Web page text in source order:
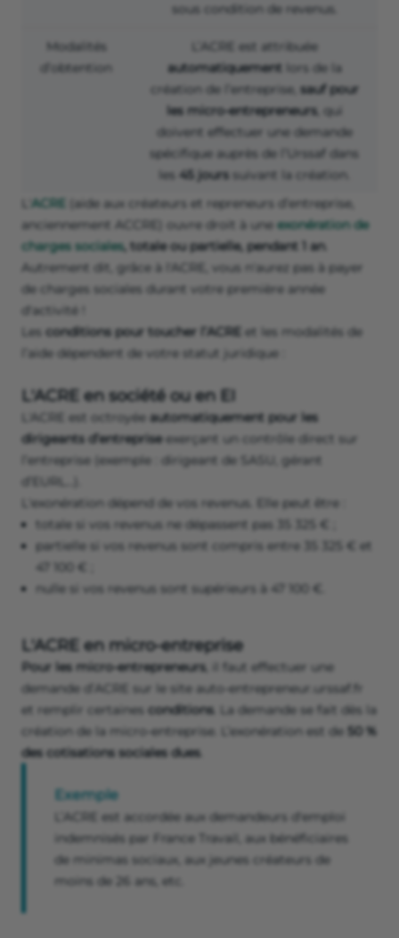
sous condition de revenus.
Modalités
d’obtention
L’ACRE est attribuée
automatiquement lors de la
création de l’entreprise, sauf pour
les micro-entrepreneurs, qui
doivent effectuer une demande
spécifique auprès de l’Urssaf dans
les 45 jours suivant la création.
ACRE
(aide aux créateurs et repreneurs d’entreprise,
anciennement ACCRE) ouvre droit à uneexonération de
charges sociales, totale ou partielle, pendant 1 an.
Autrement dit, grâce à l'ACRE, vous n'aurez pas à payer
de charges sociales durant votre première année
d'activité !
Les conditions pour toucher l’ACRE et les modalités de
l’aide dépendent de votre statut juridique :
L'ACRE en société ou en EI
L'ACRE est octroyée automatiquement pour les
dirigeants d’entrepriseexerçant un contrôle direct sur
l’entreprise (exemple : dirigeant de SASU, gérant
d’EURL…).
L'exonération dépend de vos revenus. Elle peut être :
totale si vos revenus ne dépassent pas 35 325 € ;
partielle si vos revenus sont compris entre 35 325 € et
47 100 € ;
nulle si vos revenus sont supérieurs à 47 100 €.
L'ACRE en micro-entreprise
Pour les micro-entrepreneurs, il faut effectuer une
demande d’ACRE sur le site auto-entrepreneur.urssaf.fr
et remplir certaines conditions. La demande se fait dès la
création de la micro-entreprise. L’exonération est de 50 %
des cotisations sociales dues.
Exemple
L’ACRE est accordée aux demandeurs d'emploi
indemnisés par France Travail, aux bénéficiaires
de minimas sociaux, aux jeunes créateurs de
moins de 26 ans, etc.